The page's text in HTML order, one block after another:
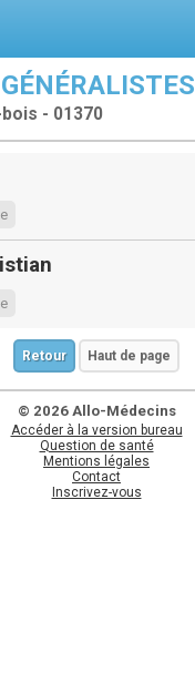
- 01370
Retour Haut de page
© 2026 Allo-Médecins
Accéder à la version bureau
Question de santé
Mentions légales
Contact
Inscrivez-vous